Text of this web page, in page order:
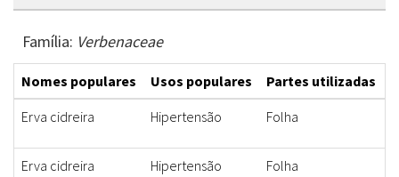
Família: Verbenaceae
Nomes populares Usos populares Partes utilizadas
Erva cidreira
Hipertensão Folha
Erva cidreira Hipertensão Folha